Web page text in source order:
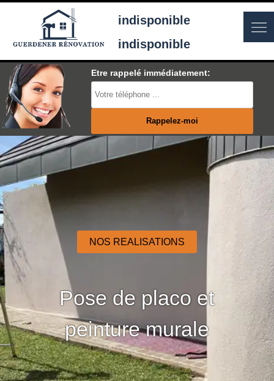
indisponible
indisponible
Etre rappelé immédiatement:
NOS REALISATIONS
Pose de placo et
peinture murale